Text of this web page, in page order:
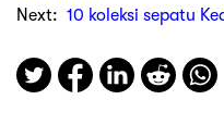
Next: 10 koleksi sepatu